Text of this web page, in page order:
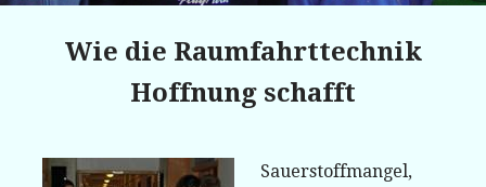
Wie die Raumfahrttechnik
Hoffnung schafft
Sauerstoffmangel,